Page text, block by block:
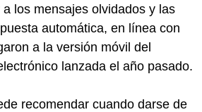
los mensajes olvidados y las
automática, en línea con
a la versión móvil del
lanzada el año pasado.
recomendar cuando darse de